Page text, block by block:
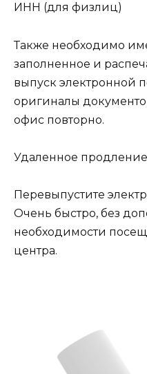
ИНН (для физлиц)
Также необходимо
заполненное и
выпуск электронной
оригиналы
офис повторно.
Удаленное
Перевыпустите
Очень быстро, без
необходимости
центра.